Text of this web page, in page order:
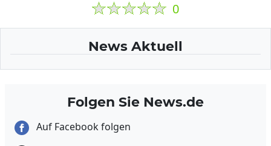
0
News Aktuell
Folgen Sie News.de
Auf Facebook folgen